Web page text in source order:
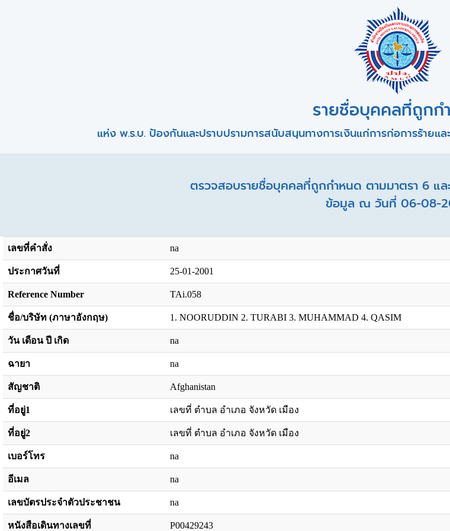
รายชื่อบุคคลที่ถูกก
แห่ง พ.ร.บ. ป้องกันและปราบปรามการสนับสนุนทางการเงินแก่การก่อการร้าย
ตรวจสอบรายชื่อบุคคลที่ถูกกำหนด ตามมาตรา 6 แล
ข้อมูล ณ วันที่ 06-08-
เลขที่คำสั่ง na
ประกาศวันที่ 25-01-2001
Reference Number TAi.058
ชื่อ/บริษัท (ภาษาอังกฤษ) 1. NOORUDDIN 2. TURABI 3. MUHAMMAD 4. QASIM
วัน เดือน ปี เกิด na
ฉายา na
สัญชาติ Afghanistan
ที่อยู่1 เลขที่ ตำบล อำเภอ จังหวัด เมือง
ที่อยู่2 เลขที่ ตำบล อำเภอ จังหวัด เมือง
เบอร์โทร na
อีเมล na
เลขบัตรประจำตัวประชาชน na
หนังสือเดินทางเลขที่ P00429243